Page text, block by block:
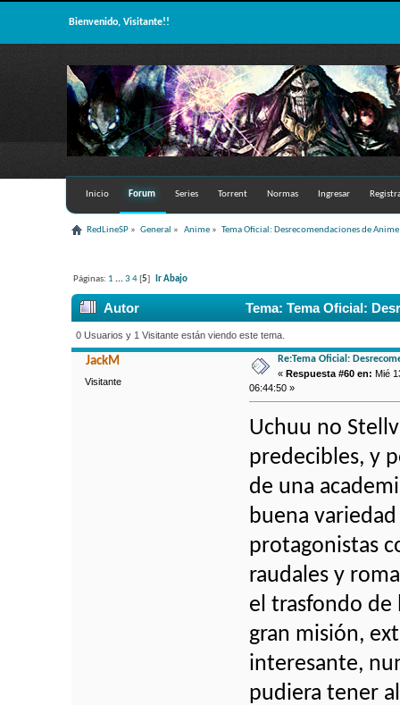
Bienvenido, Visitante!!
Inicio Forum Series Torrent Normas Ingresar
RedLineSP » General » Anime» Tema Oficial: Desrecomendaciones de Anime
Páginas: 1 ...3 4[ 5 Ir Abajo
Autor Tema: Tema Oficial:
0 Usuarios y 1 Visitante están viendo este tema.
JackM
Visitante
Re:Tema Oficial:
«Respuesta #60 en: Mié
06:44:50 »
Uchuu no
predecibles, y
de una
buena
protagonistas
raudales y
el trasfondo de
gran misión,
interesante,
pudiera tener